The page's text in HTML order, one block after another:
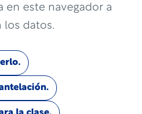
en este navegador a
los datos.